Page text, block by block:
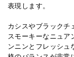
表現します。
カシスやブラックチ
スモーキーなニュア
ンニンとフレッシュ